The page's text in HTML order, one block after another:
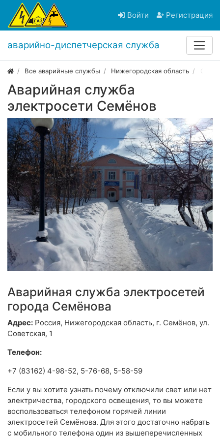
Войти Регистрация
аварийно-диспетчерская служба
Все аварийные службы Нижегородская область
Аварийная служба
электросети Семёнов
Аварийная служба электросетей
города Семёнова
Адрес: Россия, Нижегородская область, г. Семёнов, ул.
Советская, 1
Телефон:
+7 (83162) 4-98-52, 5-76-68, 5-58-59
Если у вы хотите узнать почему отключили свет или нет
электричества, городского освещения, то вы можете
воспользоваться телефоном горячей линии
электросетей Семёнова. Для этого достаточно набрать
с мобильного телефона один из вышеперечисленных